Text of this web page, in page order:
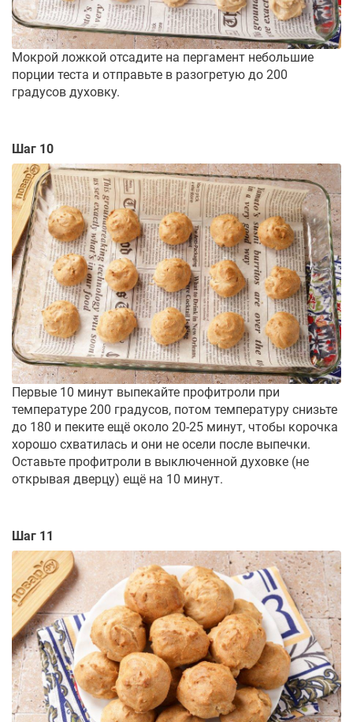
Мокрой ложкой отсадите на пергамент небольшие
порции теста и отправьте в разогретую до 200
градусов духовку.
Шаг 10
Первые 10 минут выпекайте профитроли при
температуре 200 градусов, потом температуру снизьте
до 180 и пеките ещё около 20-25 минут, чтобы корочка
хорошо схватилась и они не осели после выпечки.
Оставьте профитроли в выключенной духовке (не
открывая дверцу) ещё на 10 минут.
Шаг 11